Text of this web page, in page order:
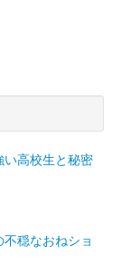
高校生と秘密
穏なおねショ